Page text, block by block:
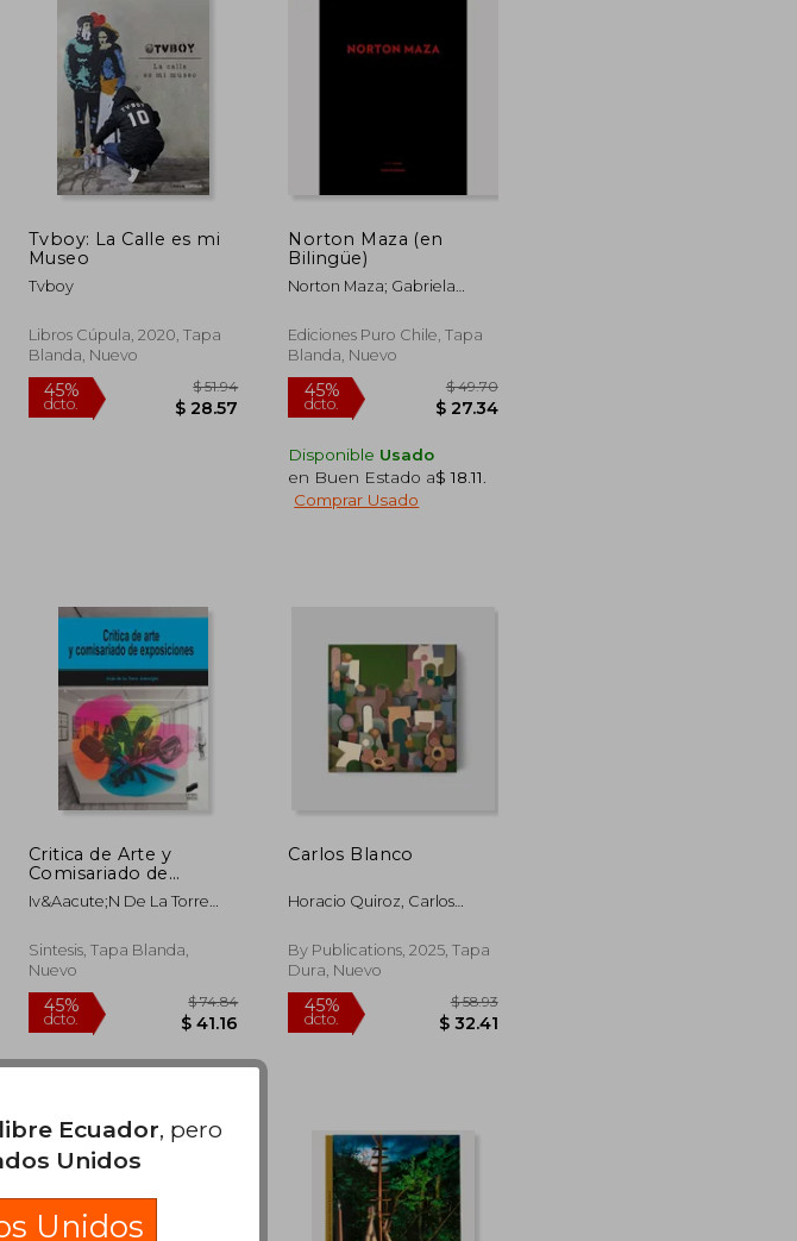
Tvboy: La Calle es mi
Museo
Tvboy
Libros Cúpula, 2020, Tapa
Blanda, Nuevo
Norton Maza (en
Bilingüe)
Norton Maza; Gabriela
Ediciones Puro Chile, Tapa
Blanda, Nuevo
Disponible Usado
en Buen Estado a$ 18.11
Comprar Usado
$ 77.34
Critica de Arte y
Comisariado de
Exposiciones
Iv&Aacute;N De La Torre
Sintesis, Tapa Blanda,
Nuevo
45% $ 74.84
Carlos Blanco
Horacio Quiroz, Carlos
Castro Flórez, Miguel
Cereceda, Pedro A. Cruz
Sánchez, Alfonso De La
Torre
By Publications, 2025, Tapa
Dura, Nuevo
45%
Ecuador, pero
Unidos
Unidos